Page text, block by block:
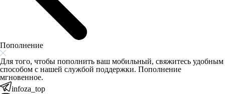
Пополнение
Для того, чтобы пополнить ваш мобильный, свяжитесь удобным
способом с нашей службой поддержки. Пополнение
мгновенное.
infoza_top